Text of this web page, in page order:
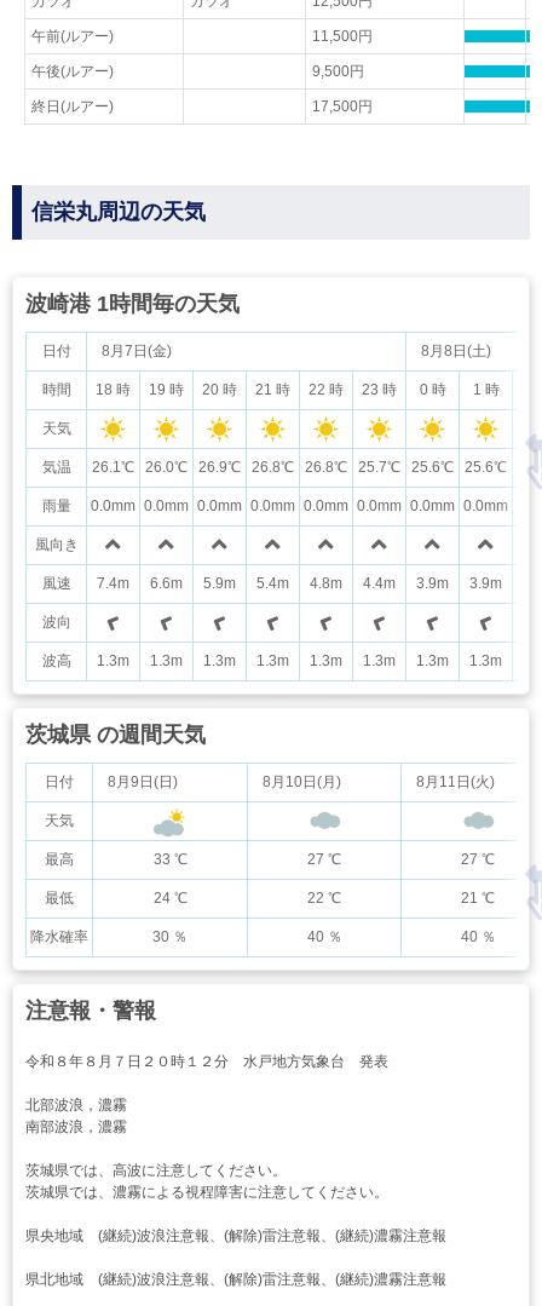
午前(ルアー) 11,500円
午後(ルアー) 9,500円
終日(ルアー) 17,500円
信栄丸周辺の天気
波崎港 1時間毎の天気
日付
時間
天気
気温
雨量
風向き
風速
波向
波高
8月7日(金) 8月8日(土)
18 時 19 時 20 時 21 時 22 時 23 時 0 時 1 時
26.1℃ 26.0℃ 26.9℃ 26.8℃ 26.8℃ 25.7℃ 25.6℃ 25.6℃
0.0mm 0.0mm 0.0mm 0.0mm 0.0mm 0.0mm 0.0mm 0.0mm
7.4m 6.6m 5.9m 5.4m 4.8m 4.4m 3.9m 3.9m
1.3m 1.3m 1.3m 1.3m 1.3m 1.3m 1.3m 1.3m
茨城県 の週間天気
日付
天気
最高
最低
降水確率
8月9日(日) 8月10日(月) 8月11日(火)
33 ℃ 27 ℃ 27 ℃
24 ℃ 22 ℃ 21 ℃
30 ％ 40 ％ 40 ％
注意報・警報
令和８年８月７日２０時１２分 水戸地方気象台 発表
北部波浪，濃霧
南部波浪，濃霧
茨城県では、高波に注意してください。
茨城県では、濃霧による視程障害に注意してください。
県央地域 (継続)波浪注意報、(解除)雷注意報、(継続)濃霧注意報
県北地域 (継続)波浪注意報、(解除)雷注意報、(継続)濃霧注意報